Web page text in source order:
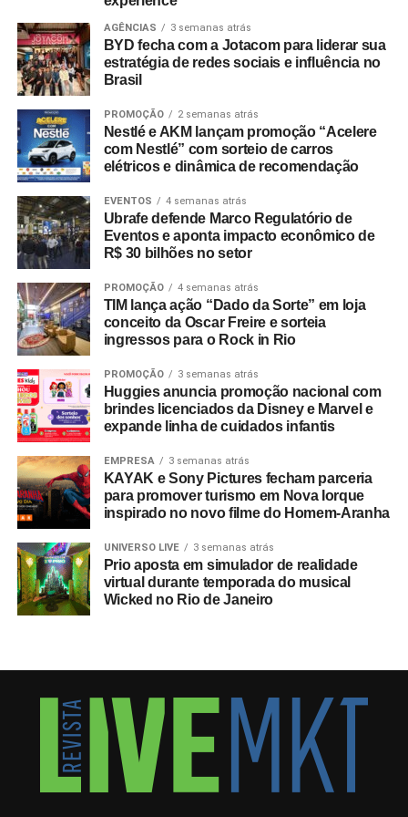
todos os tipos de pai”, focando no perfil multifacetado do
consumidor moderno e destacando seu sortimento de
utilidades, tecnologia e itens para o lar. Já a Le biscuit
apresentou a assinatura “Tudo pro seu pai que faz parte
de tudo”, enfatizando a participação dos pais na rotina
doméstica com produtos voltados à praticidade.
“O Dia dos Pais é uma data importante para o varejo
porque desperta um consumo movido pelo afeto e pela
identificação. Nossa prioridade foi criar campanhas que
tornassem essa jornada de compra mais simples e
inspiradora”, explica Laura Autran, Gerente Geral de
Marketingda CVLB. Marcelo Conduru,
Next, complementa ressaltando que as ações respeitam a
identidade visual e o público de cada uma das bandeiras
no ponto de venda e nos meios digitais.
na novela”, conectando a narrativa da ficção com a oferta
de serviços de banda larga da operadora.
AGÊNCIAS 3 semanas atrás
BYD fecha com a Jotacom para liderar sua
estratégia de redes sociais e influência no
Brasil
PROMOÇÃO 2 semanas atrás
Nestlé e AKM lançam promoção “Acelere
com Nestlé” com sorteio de carros
elétricos e dinâmica de recomendação
EVENTOS 4 semanas atrás
Ubrafe defende Marco Regulatório de
Eventos e aponta impacto econômico de
R$ 30 bilhões no setor
PROMOÇÃO 4 semanas atrás
TIM lança ação “Dado da Sorte” em loja
conceito da Oscar Freire e sorteia
ingressos para o Rock in Rio
PROMOÇÃO 3 semanas atrás
Huggies anuncia promoção nacional com
brindes licenciados da Disney e Marvel e
expande linha de cuidados infantis
EMPRESA 3 semanas atrás
KAYAK e Sony Pictures fecham parceria
para promover turismo em Nova Iorque
inspirado no novo filme do Homem-Aranha
UNIVERSO LIVE 3 semanas atrás
Prio aposta em simulador de realidade
virtual durante temporada do musical
Wicked no Rio de Janeiro